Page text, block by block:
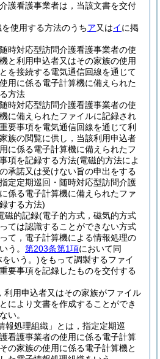
護看護事業者は，当該文書を交付
使用する方法のうちア又はイに掲
時対応型訪問介護看護事業者の使
と利用申込者又はその家族の使用
を接続する電気通信回線を通じて
用に係る電子計算機に備えられた
方法
時対応型訪問介護看護事業者の使
に備えられたファイルに記録され
要事項を電気通信回線を通じて利
族の閲覧に供し，当該利用申込者
に係る電子計算機に備えられたフ
項を記録する方法(電磁的方法によ
承諾又は受けない旨の申出をする
定定期巡回・随時対応型訪問介護
係る電子計算機に備えられたファ
する方法)
磁的記録(電子的方式，磁気的方式
ては認識することができない方式
て，電子計算機による情報処理の
う。 第203条第1項において同
をいう。)をもって調製するファイ
要事項を記録したものを交付する
利用申込者又はその家族がファイル
により文書を作成することができ
い。
報処理組織」とは，指定定期巡
看護事業者の使用に係る電子計算
の家族の使用に係る電子計算機と